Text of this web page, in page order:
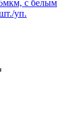
с белым
уп.